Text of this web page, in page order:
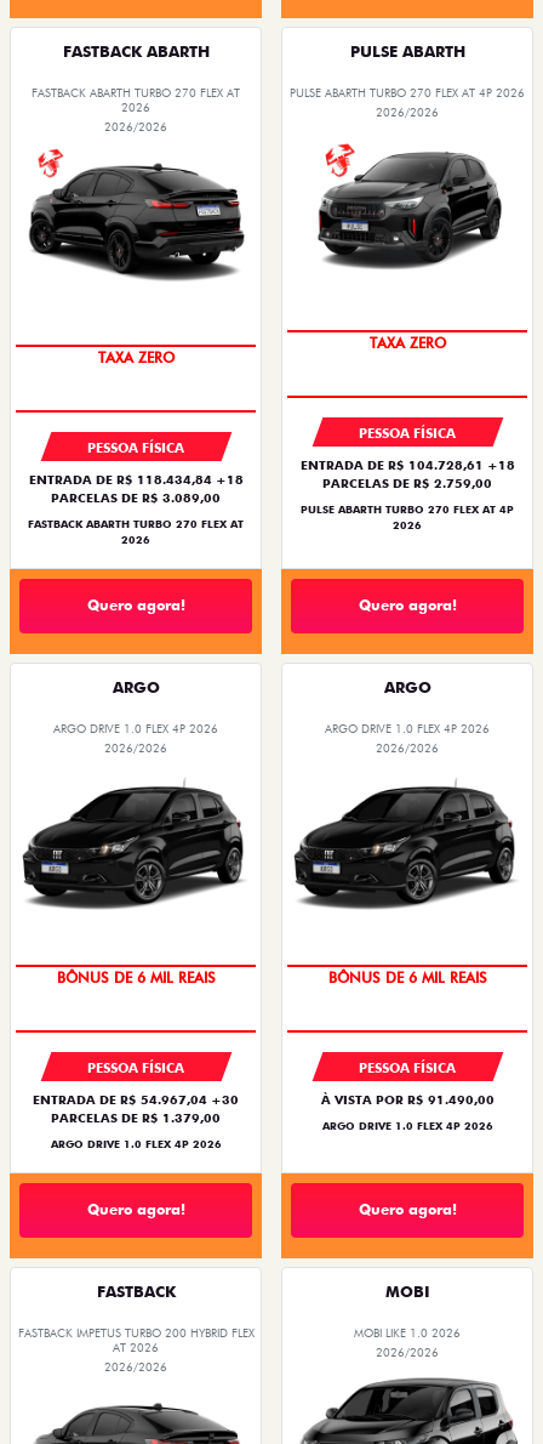
FASTBACK ABARTH
FASTBACK ABARTH TURBO 270 FLEX AT
2026
2026/2026
TAXA ZERO
PESSOA FÍSICA
ENTRADA DE R$ 118.434,84 +18
PARCELAS DE R$ 3.089,00
FASTBACK ABARTH TURBO 270 FLEX AT
2026
Quero agora!
PULSE ABARTH
PULSE ABARTH TURBO 270 FLEX AT 4P 2026
2026/2026
TAXA ZERO
PESSOA FÍSICA
ENTRADA DE R$ 104.728,61 +18
PARCELAS DE R$ 2.759,00
PULSE ABARTH TURBO 270 FLEX AT 4P
2026
Quero agora!
ARGO
ARGO DRIVE 1.0 FLEX 4P 2026
2026/2026
BÔNUS DE 6 MIL REAIS
PESSOA FÍSICA
ENTRADA DE R$ 54.967,04 +30
PARCELAS DE R$ 1.379,00
ARGO DRIVE 1.0 FLEX 4P 2026
Quero agora!
ARGO
ARGO DRIVE 1.0 FLEX 4P 2026
2026/2026
BÔNUS DE 6 MIL REAIS
PESSOA FÍSICA
À VISTA POR R$ 91.490,00
ARGO DRIVE 1.0 FLEX 4P 2026
Quero agora!
FASTBACK
FASTBACK IMPETUS TURBO 200 HYBRID FLEX
AT 2026
2026/2026
MOBI
MOBI LIKE 1.0 2026
2026/2026